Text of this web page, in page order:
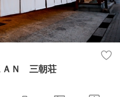
ＡＮ 三朝荘